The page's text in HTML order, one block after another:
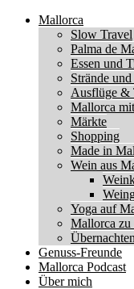
Mallorca
Slow Travel
Palma de
Essen und
Strände
Ausflüge &
Mallorca
Märkte
Shopping
Made in
Wein aus
Yoga auf
Mallorca
Übernachten
Genuss-Freunde
Mallorca Podcast
Über mich